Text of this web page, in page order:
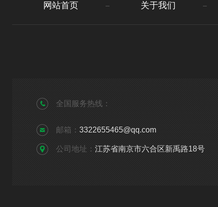
网站首页 关于我们
全国服务热线：
邮箱： 3322655465@qq.com
公司地址： 江苏省南京市六合区新禹路18号